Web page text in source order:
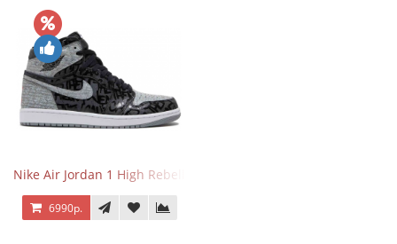
Nike Air Jordan 1 High Rebellionaire
6990р.